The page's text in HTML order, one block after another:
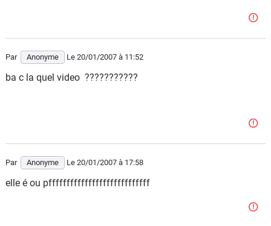
Par Anonyme Le 20/01/2007 à 11:52
ba c la quel video ???????????
Par Anonyme Le 20/01/2007 à 17:58
elle é ou pffffffffffffffffffffffffffff